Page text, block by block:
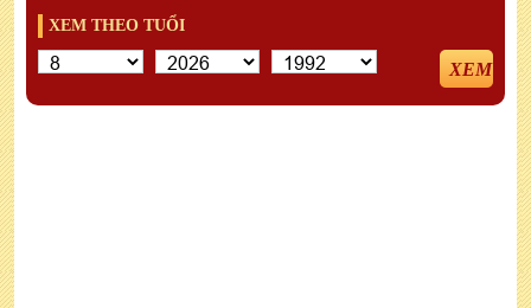
XEM THEO TUỔI
XEM